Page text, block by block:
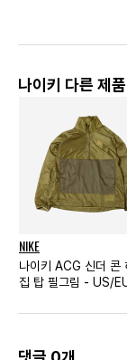
나이키 다른 제품
NIKE
나이키 ACG 신더 콘
집 탑 필그림 - US/